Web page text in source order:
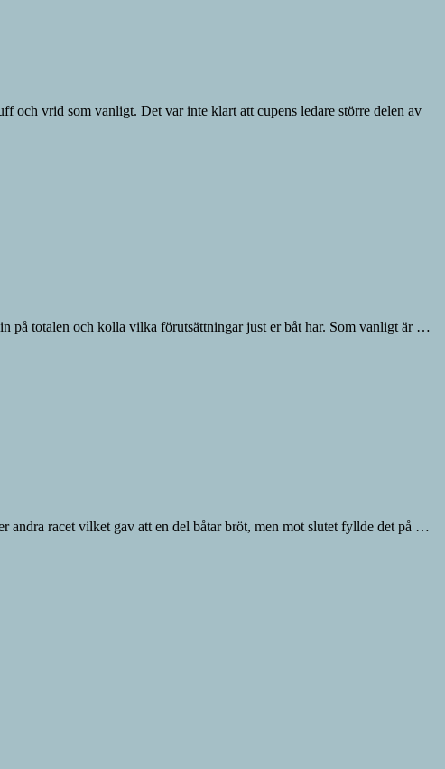
och vrid som vanligt. Det var inte klart att cupens ledare större delen av
på totalen och kolla vilka förutsättningar just er båt har. Som vanligt är …
andra racet vilket gav att en del båtar bröt, men mot slutet fyllde det på …